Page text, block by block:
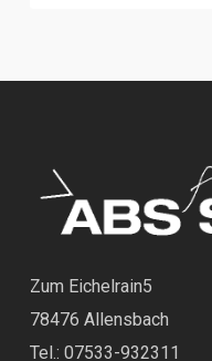
Zum Eichelrain5
78476 Allensbach
Tel.: 07533-932311